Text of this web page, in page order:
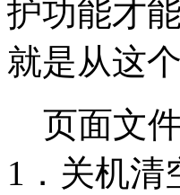
护功能才
就是从这
页面文
1．关机清